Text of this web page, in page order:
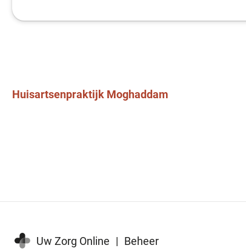
Huisartsenpraktijk Moghaddam
Uw Zorg Online | Beheer